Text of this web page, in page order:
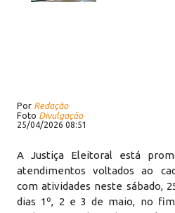
Por Redação
Foto Divulgação
25/04/2026 08:51
A Justiça Eleitoral está
atendimentos voltados ao
com atividades neste sábado,
dias 1º, 2 e 3 de maio, no